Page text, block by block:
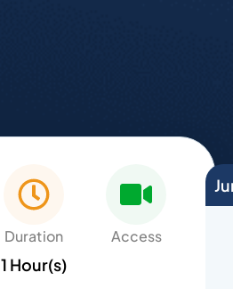
Duration
1 Hour(s)
Access